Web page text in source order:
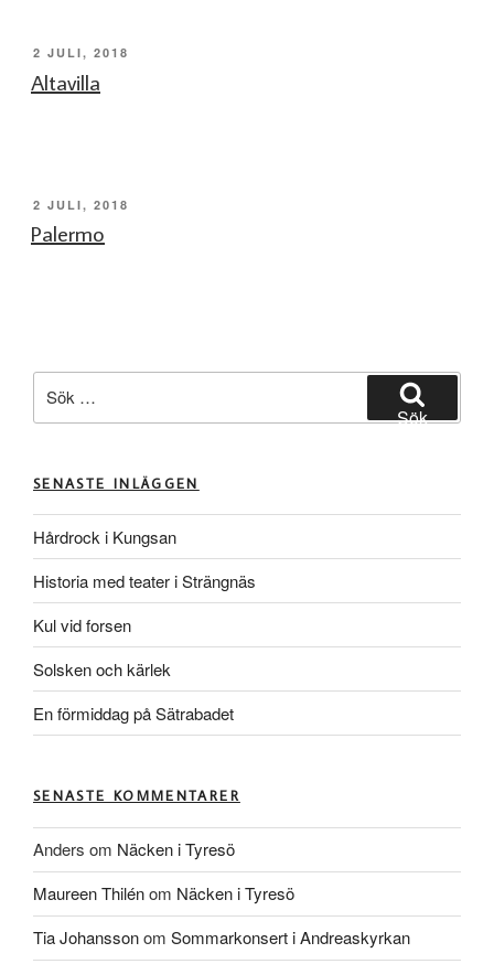
PUBLICERAT
2 JULI, 2018
Altavilla
PUBLICERAT
2 JULI, 2018
Palermo
efter:
Sök
SENASTE INLÄGGEN
Hårdrock i Kungsan
Historia med teater i Strängnäs
Kul vid forsen
Solsken och kärlek
En förmiddag på Sätrabadet
SENASTE KOMMENTARER
Anders om Näcken i Tyresö
Maureen Thilénom Näcken i Tyresö
Tia Johanssonom Sommarkonsert i Andreaskyrkan